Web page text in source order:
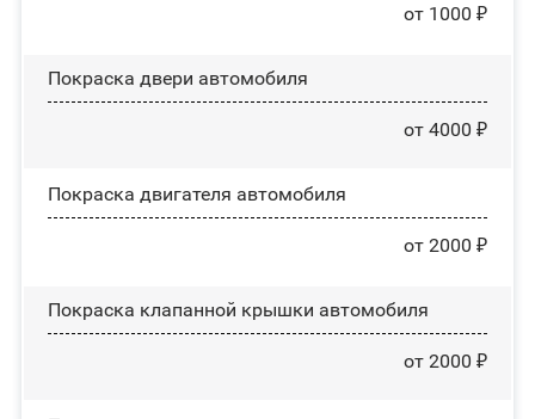
от 1000 ₽
Покраска двери автомобиля
от 4000 ₽
Покраска двигателя автомобиля
от 2000 ₽
Покраска клапанной крышки автомобиля
от 2000 ₽